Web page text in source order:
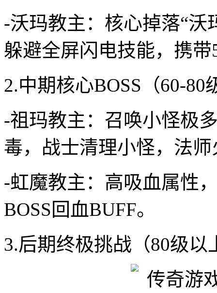
-沃玛教主：核心掉落“沃
躲避全屏闪电技能，携
2.中期核心BOSS（60-80
-祖玛教主：召唤小怪极
毒，战士清理小怪，法
-虹魔教主：高吸血属性
BOSS回血BUFF。
3.后期终极挑战（80级以